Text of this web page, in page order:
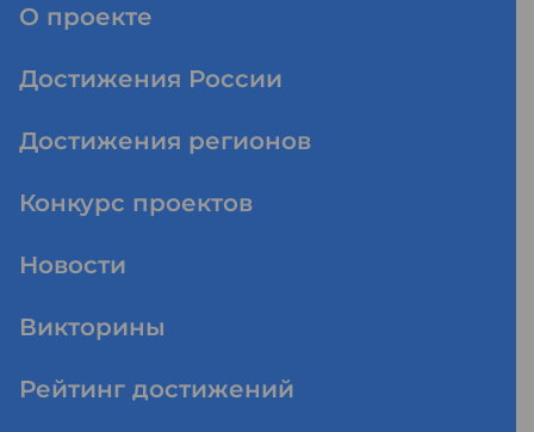
О проекте
Достижения России
Достижения регионов
Конкурс проектов
Новости
Викторины
Рейтинг достижений